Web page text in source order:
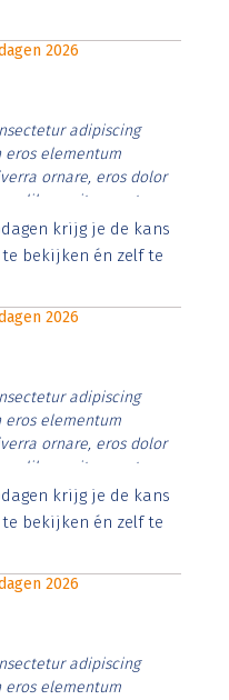
2026
adipiscing
eros elementum
ornare, eros dolor
libero vitae erat.
id rutrum lorem
tristique posuere.
krijg je de kans
bekijken én zelf te
2026
adipiscing
eros elementum
ornare, eros dolor
libero vitae erat.
id rutrum lorem
tristique posuere.
krijg je de kans
bekijken én zelf te
2026
adipiscing
eros elementum